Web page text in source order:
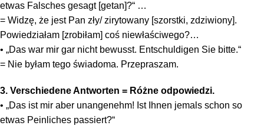
etwas Falsches gesagt [getan]?“ …
= Widzę, że jest Pan zły/ zirytowany [szorstki, zdziwiony].
Powiedziałam [zrobiłam] coś niewłaściwego?…
• „Das war mir gar nicht bewusst. Entschuldigen Sie bitte.“
= Nie byłam tego świadoma. Przepraszam.
3. Verschiedene Antworten = Różne odpowiedzi.
• „Das ist mir aber unangenehm! Ist Ihnen jemals schon so
etwas Peinliches passiert?“